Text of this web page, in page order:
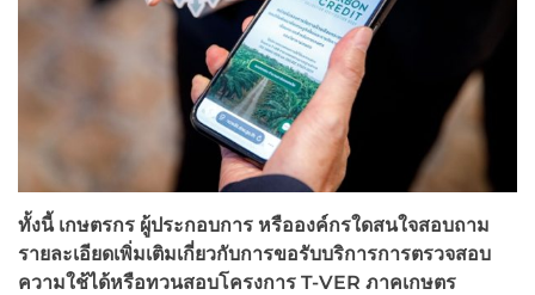
ทั้งนี้ เกษตรกร ผู้ประกอบการ หรือองค์กรใดสนใจสอบถาม
รายละเอียดเพิ่มเติมเกี่ยวกับการขอรับบริการการตรวจสอบ
ความใช้ได้หรือทวนสอบโครงการ T-VER ภาคเกษตร